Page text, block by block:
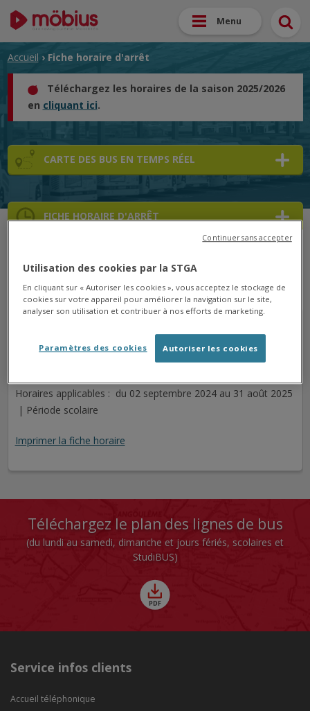
Menu
Accueil › Fiche horaire d'arrêt
Téléchargez les horaires de la saison 2025/2026
en cliquant ici.
CARTE DES BUS EN TEMPS RÉEL
FICHE HORAIRE D'ARRÊT
➜
➜
Cet arrêt n'est pas desservi pour le jour sélectionné.
Horaires applicables : du 02 septembre 2024 au 31 août 2025
| Période scolaire
Imprimer la fiche horaire
Téléchargez le plan des lignes de bus
(du lundi au samedi, dimanche et jours fériés, scolaires et
StudiBUS)
Service infos clients
Accueil téléphonique
Utilisation des cookies par la STGA
En cliquant sur « Autoriser les cookies », vous acceptez le stockage de
cookies sur votre appareil pour améliorer la navigation sur le site,
analyser son utilisation et contribuer à nos efforts de marketing.
Autoriser les cookies
Paramètres des cookies
Continuer sans accepter